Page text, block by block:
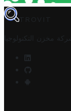
TROVIT
مخزن التكنولوجيا